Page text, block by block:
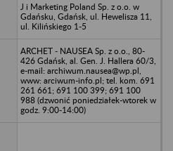
J i Marketing Poland Sp. z o.o. w
Gdańsku, Gdańsk, ul. Hewelisza 11,
ul. Kilińskiego 1-5
ARCHET - NAUSEA Sp. z o.o., 80-
426 Gdańsk, al. Gen. J. Hallera 60/3,
e-mail: archiwum.nausea@wp.pl,
www: arciwum-info.pl; tel. kom. 691
261 661; 691 100 399; 691 100
988 (dzwonić poniedziałek-wtorek w
godz. 9:00-14:00)